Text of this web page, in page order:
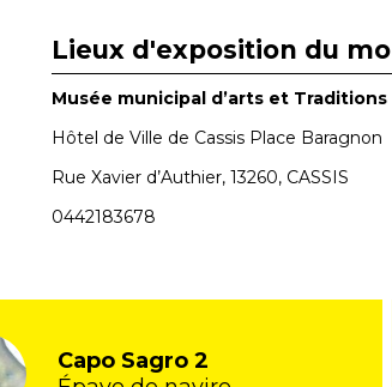
Lieux d'exposition du
Musée municipal d’arts et
Hôtel de Ville de Cassis Place Baragnon
Rue Xavier d’Authier, 13260, CASSIS
0442183678
Capo Sagro 2